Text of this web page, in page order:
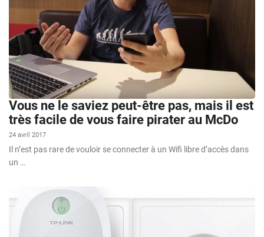
Vous ne le saviez peut-être pas, mais il est
très facile de vous faire pirater au McDo
24 avril 2017
Il n’est pas rare de vouloir se connecter à un Wifi libre d’accès dans
un …